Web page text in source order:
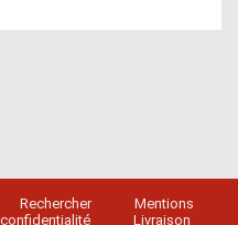
Rechercher
Mentions
Livraison